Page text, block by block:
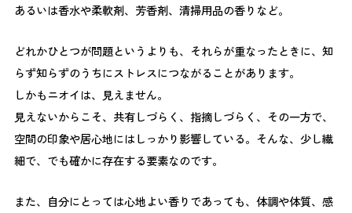
あるいは香水や柔軟剤、芳香剤、清掃用品の香りなど。
どれかひとつが問題というよりも、それらが重なったときに、知
らず知らずのうちにストレスにつながることがあります。
しかもニオイは、見えません。
見えないからこそ、共有しづらく、指摘しづらく、その一方で、
空間の印象や居心地にはしっかり影響している。そんな、少し繊
細で、でも確かに存在する要素なのです。
また、自分にとっては心地よい香りであっても、体調や体質、感